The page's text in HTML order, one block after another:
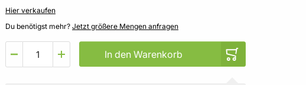
Hier verkaufen
Du benötigst mehr? Jetzt größere Mengen anfragen
In den Warenkorb